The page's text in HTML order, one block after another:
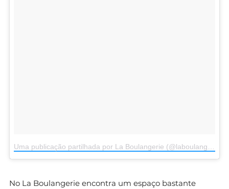
No La Boulangerie encontra um espaço bastante